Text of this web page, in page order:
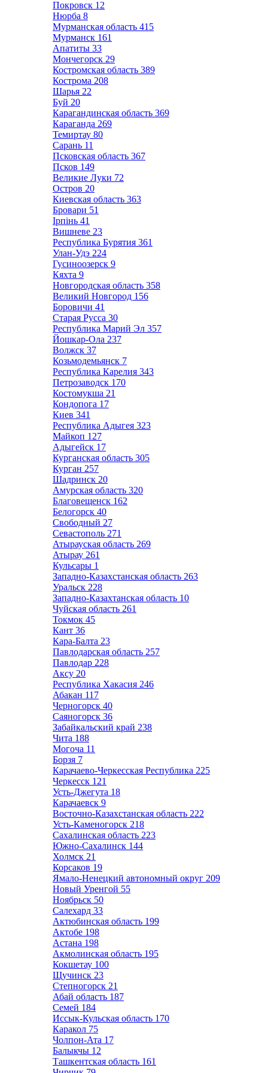
Покровск 12
Нюрба 8
Мурманская область 415
Мурманск 161
Апатиты 33
Мончегорск 29
Костромская область 389
Кострома 208
Шарья 22
Буй 20
Карагандинская область 369
Караганда 269
Темиртау 80
Сарань 11
Псковская область 367
Псков 149
Великие Луки 72
Остров 20
Киевская область 363
Бровари 51
Ірпінь 41
Вишневе 23
Республика Бурятия 361
Улан-Удэ 224
Гусиноозерск 9
Кяхта 9
Новгородская область 358
Великий Новгород 156
Боровичи 41
Старая Русса 30
Республика Марий Эл 357
Йошкар-Ола 237
Волжск 37
Козьмодемьянск 7
Республика Карелия 343
Петрозаводск 170
Костомукша 21
Кондопога 17
Киев 341
Республика Адыгея 323
Майкоп 127
Адыгейск 17
Курганская область 305
Курган 257
Шадринск 20
Амурская область 320
Благовещенск 162
Белогорск 40
Свободный 27
Севастополь 271
Атырауская область 269
Атырау 261
Кульсары 1
Западно-Казахстанская область 263
Уральск 228
Западно-Казахтанская область 10
Чуйская область 261
Токмок 45
Кант 36
Кара-Балта 23
Павлодарская область 257
Павлодар 228
Аксу 20
Республика Хакасия 246
Абакан 117
Черногорск 40
Саяногорск 36
Забайкальский край 238
Чита 188
Могоча 11
Борзя 7
Карачаево-Черкесская Республика 225
Черкесск 121
Усть-Джегута 18
Карачаевск 9
Восточно-Казахстанская область 222
Усть-Каменогорск 218
Сахалинская область 223
Южно-Сахалинск 144
Холмск 21
Корсаков 19
Ямало-Ненецкий автономный округ 209
Новый Уренгой 55
Ноябрьск 50
Салехард 33
Актюбинская область 199
Актобе 198
Астана 198
Акмолинская область 195
Кокшетау 100
Щучинск 23
Степногорск 21
Абай область 187
Семей 184
Иссык-Кульская область 170
Каракол 75
Чолпон-Ата 17
Балыкчы 12
Ташкентская область 161